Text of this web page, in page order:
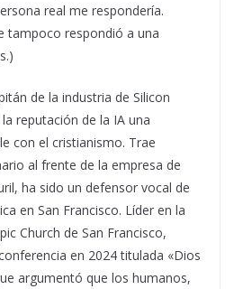
real me respondería.
tampoco respondió a una
de la industria de Silicon
reputación de la IA una
con el cristianismo. Trae
al frente de la empresa de
ha sido un defensor vocal de
en San Francisco. Líder en la
Church de San Francisco,
en 2024 titulada «Dios
argumentó que los humanos,